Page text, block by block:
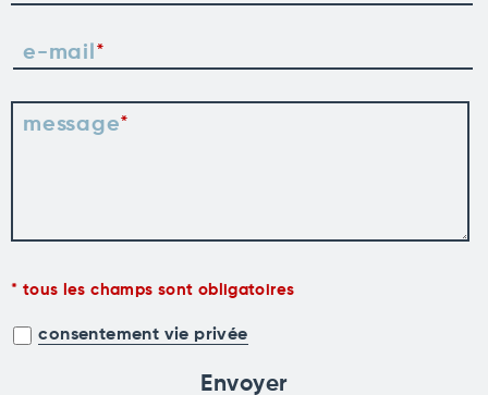
e-mail
message
tous les champs sont obligatoires
consentement vie privée